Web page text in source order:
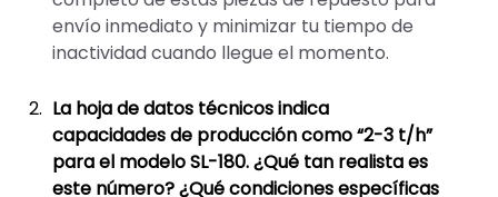
envío inmediato y minimizar tu tiempo de
inactividad cuando llegue el momento.
La hoja de datos técnicos indica
capacidades de producción como “2-3 t/h”
para el modelo SL-180. ¿Qué tan realista es
este número? ¿Qué condiciones específicas